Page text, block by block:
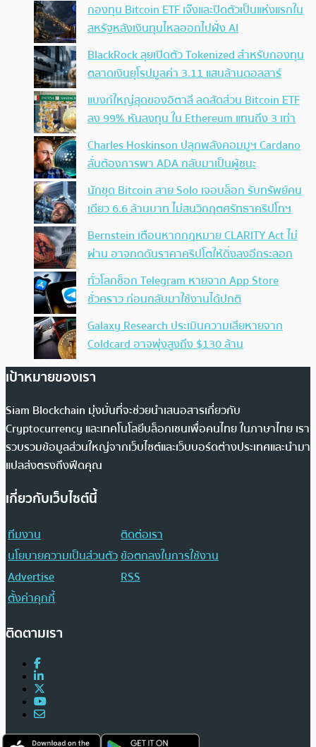
กองทุน Bitcoin ETF เจ๊งและปิดตัวเป็นแห่งแรกใน
สหรัฐหลังเงินทุนไหลออกไปฝั่ง AI
BlackRock ลุยเปิดตัว Tokenized สำหรับกองทุน
ตลาดเงินยุโรปมูลค่า 3.11 แสนล้านดอลลาร์
แบงก์ใหญ่สุดของอิตาลี ลดสัดส่วน Bitcoin ETF
ลง 99% หันลงทุน ใน Ethereum แทนถึง 3 เท่า
Charles Hoskinson ปลุกพลังคอมมูฯ Cardano
ลั่นต้องการพา ADA กลับมาเป็นผู้ชนะ
นักขุด Bitcoin สาย Solo เจอบล็อก รับทรัพย์คน
เดียว 6.6 ล้านบาท ไม่สนวิกฤตศรัทธาคริปโทฯ
Bernstein เตือนหากกฎหมาย CLARITY Act ไม่
ผ่าน อาจกดดันราคาคริปโตให้ดิ่งลงอีกระลอก
ทั่วโลกช็อก Telegram หายจาก App Store
ชั่วคราว ก่อนกลับมาใช้งานได้ปกติ
Galaxy Research ประเมินความเสียหายจาก
Coldcard อาจพุ่งสูงถึง $130 ล้าน
เป้าหมายของเรา
Siam Blockchain มุ่งมั่นที่จะช่วยนำเสนอสารเกี่ยวกับ
Cryptocurrency และเทคโนโลยีบล็อกเชนเพื่อคนไทย ในภาษาไทย เรา
รวบรวมข้อมูลส่วนใหญ่จากเว็บไซต์และเว็บบอร์ดต่างประเทศและนำมา
แปลส่งตรงถึงฟีดคุณ
เกี่ยวกับเว็บไซต์นี้
ทีมงาน
ติดต่อเรา
นโยบายความเป็นส่วนตัวข้อตกลงในการใช้งาน
Advertise
RSS
ตั้งค่าคุกกี้
ติดตามเรา